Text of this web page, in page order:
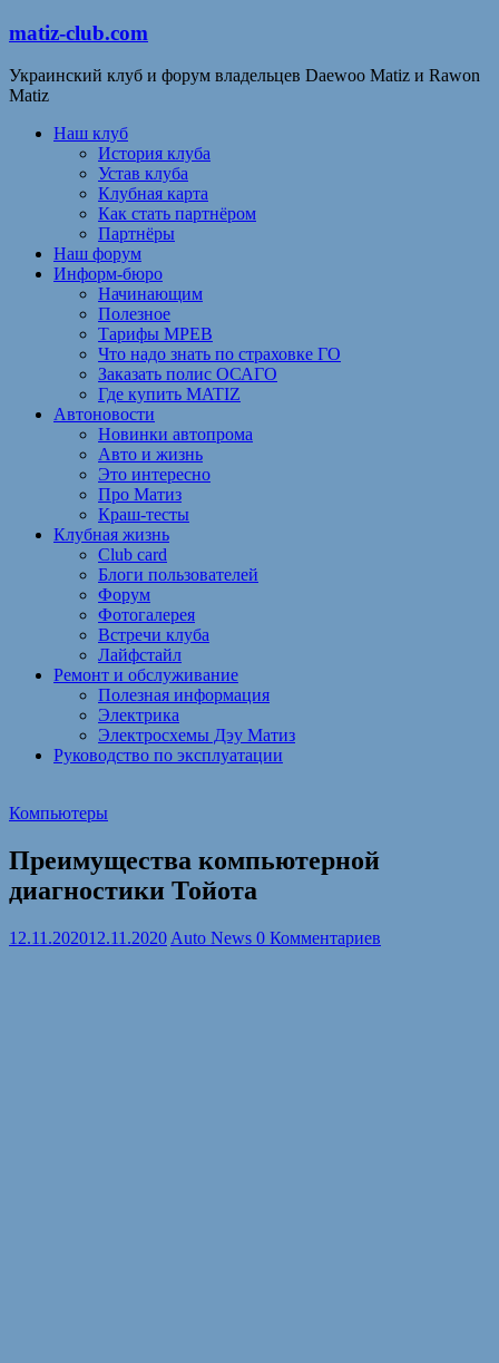
matiz-club.com
Украинский клуб и форум владельцев Daewoo Matiz и Rawon
Matiz
Наш клуб
История клуба
Устав клуба
Клубная карта
Как стать партнёром
Партнёры
Наш форум
Информ-бюро
Начинающим
Полезное
Тарифы МРЕВ
Что надо знать по страховке ГО
Заказать полис ОСАГО
Где купить MATIZ
Автоновости
Новинки автопрома
Авто и жизнь
Это интересно
Про Матиз
Краш-тесты
Клубная жизнь
Club card
Блоги пользователей
Форум
Фотогалерея
Встречи клуба
Лайфстайл
Ремонт и обслуживание
Полезная информация
Электрика
Электросхемы Дэу Матиз
Руководство по эксплуатации
Компьютеры
Преимущества компьютерной
диагностики Тойота
12.11.202012.11.2020 Auto News 0 Комментариев